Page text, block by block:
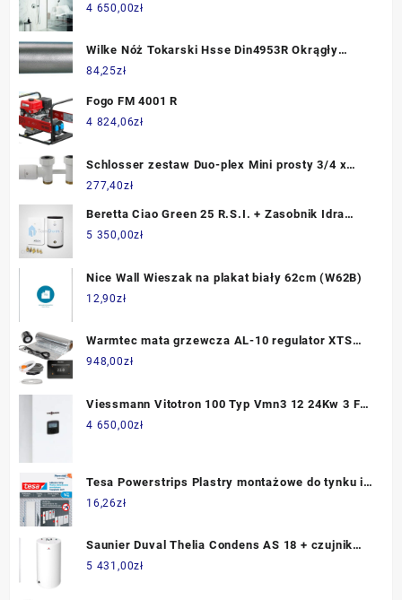
4 650,00zł
Wilke Nóż Tokarski Hsse Din4953R Okrągły
6x125mm 8228370001
84,25zł
Fogo FM 4001 R
4 824,06zł
Schlosser zestaw Duo-plex Mini prosty 3/4 x
M22x1,5 biały (606100055)
277,40zł
Beretta Ciao Green 25 R.S.I. + Zasobnik Idra
100Sv (27010279)
5 350,00zł
Nice Wall Wieszak na plakat biały 62cm (W62B)
12,90zł
Warmtec mata grzewcza AL-10 regulator XTS
Czarny 1m² 150W/m² WiFi
948,00zł
Viessmann Vitotron 100 Typ Vmn3 12 24Kw 3 Fz
Kocioł Elektryczny Z Naczyniem Przeponowym
4 650,00zł
Tesa Powerstrips Plastry montażowe do tynku i
tapet 1kg
16,26zł
Saunier Duval Thelia Condens AS 18 + czujnik
NTC + zasobnik c.w.u. FE 150/6 BM kod
5 431,00zł